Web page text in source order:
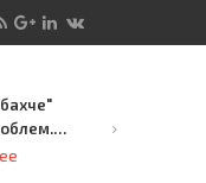
для